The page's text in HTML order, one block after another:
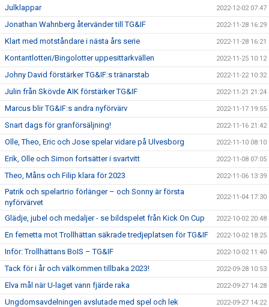
Julklappar 2022-12-02 07:47
Jonathan Wahnberg återvänder till TG&IF 2022-11-28 16:29
Klart med motståndare i nästa års serie 2022-11-28 16:21
Kontantlotteri/Bingolotter uppesittarkvällen 2022-11-25 10:12
Johny David förstärker TG&IF:s tränarstab 2022-11-22 10:32
Julin från Skövde AIK förstärker TG&IF 2022-11-21 21:24
Marcus blir TG&IF:s andra nyförvärv 2022-11-17 19:55
Snart dags för granförsäljning! 2022-11-16 21:42
Olle, Theo, Eric och Jose spelar vidare på Ulvesborg 2022-11-10 08:10
Erik, Olle och Simon fortsätter i svartvitt 2022-11-08 07:05
Theo, Måns och Filip klara för 2023 2022-11-06 13:39
Patrik och spelartrio förlänger – och Sonny är första
nyförvärvet
2022-11-04 17:30
Glädje, jubel och medaljer - se bildspelet från Kick On Cup 2022-10-02 20:48
En femetta mot Trollhättan säkrade tredjeplatsen för TG&IF 2022-10-02 18:25
Inför: Trollhättans BoIS – TG&IF 2022-10-02 11:40
Tack för i år och välkommen tillbaka 2023! 2022-09-28 10:53
Elva mål när U-laget vann fjärde raka 2022-09-27 14:28
Ungdomsavdelningen avslutade med spel och lek 2022-09-27 14:22